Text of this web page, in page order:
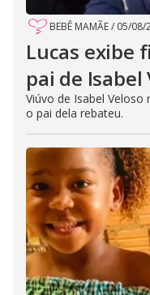
BEBÊ MAMÃE/ 05/08/
Lucas exibe
pai de Isabel
Viúvo de Isabel
o pai dela rebateu.